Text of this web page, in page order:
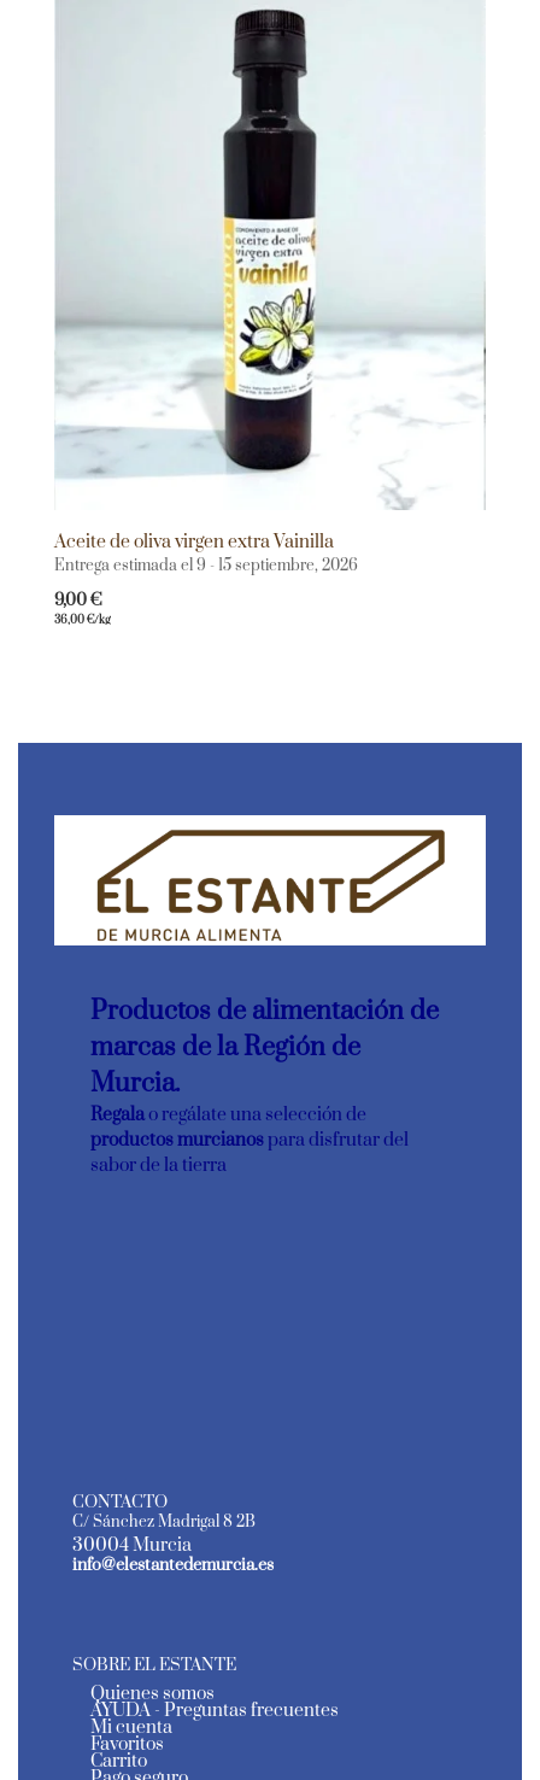
Aceite de oliva virgen extra Vainilla
Entrega estimada el 9 - 15 septiembre, 2026
9,00€
36,00€/kg
Productos de alimentación de
marcas de la Región de
Murcia.
Regalao regálate una selección de
productos murcianospara disfrutar del
sabor de la tierra
CONTACTO
C/ Sánchez Madrigal 8 2B
30004 Murcia
info@elestantedemurcia.es
SOBRE EL ESTANTE
Quienes somos
AYUDA - Preguntas frecuentes
Mi cuenta
Favoritos
Carrito